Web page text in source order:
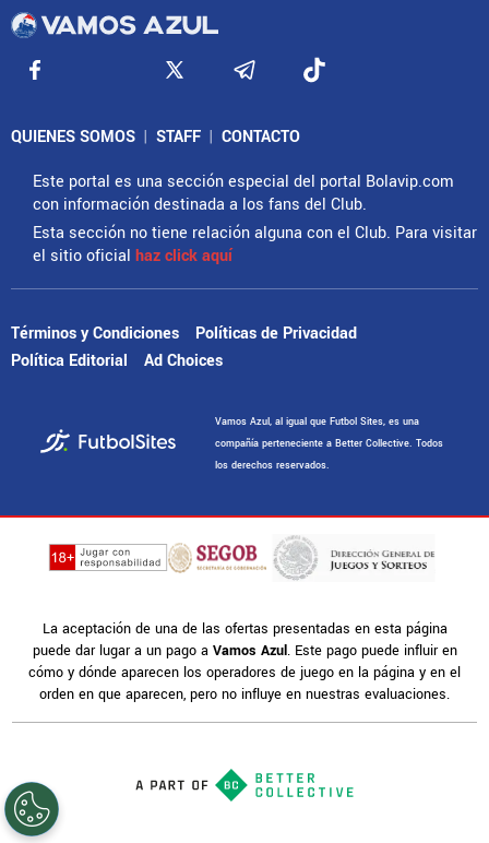
QUIENES SOMOS | STAFF | CONTACTO
Este portal es una sección especial del portal Bolavip.com
con información destinada a los fans del Club.
Esta sección no tiene relación alguna con el Club. Para visitar
el sitio oficial haz click aquí
Términos y Condiciones
Políticas de Privacidad
Política Editorial
Ad Choices
Vamos Azul, al igual que Futbol Sites, es una
compañía perteneciente a Better Collective. Todos
los derechos reservados.
La aceptación de una de las ofertas presentadas en esta página
puede dar lugar a un pago a Vamos Azul. Este pago puede influir en
cómo y dónde aparecen los operadores de juego en la página y en el
orden en que aparecen, pero no influye en nuestras evaluaciones.